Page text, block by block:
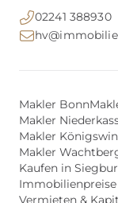
02241 388930
Makler Bonn
Makler
Makler
Makler
Kaufen in
Vermieten &